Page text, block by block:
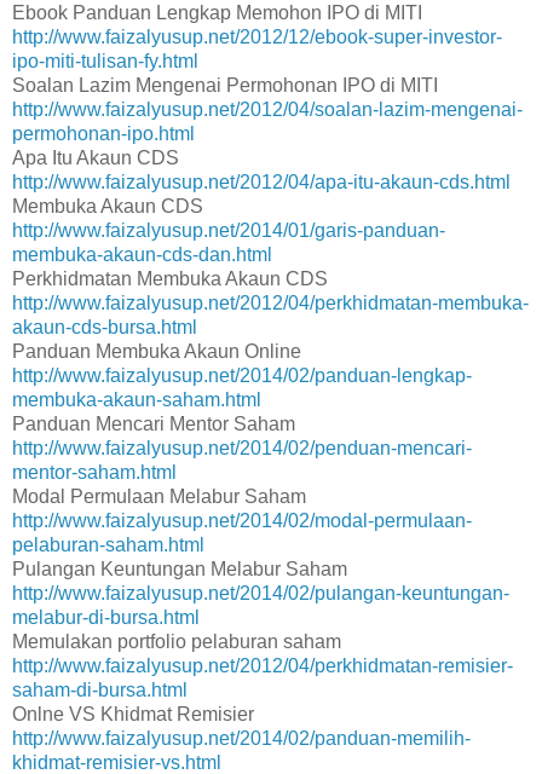
Ebook Panduan Lengkap Memohon IPO di MITI
http://www.faizalyusup.net/2012/12/ebook-super-investor-
ipo-miti-tulisan-fy.html
Soalan Lazim Mengenai Permohonan IPO di MITI
http://www.faizalyusup.net/2012/04/soalan-lazim-mengenai-
permohonan-ipo.html
Apa Itu Akaun CDS
http://www.faizalyusup.net/2012/04/apa-itu-akaun-cds.html
Membuka Akaun CDS
http://www.faizalyusup.net/2014/01/garis-panduan-
membuka-akaun-cds-dan.html
Perkhidmatan Membuka Akaun CDS
http://www.faizalyusup.net/2012/04/perkhidmatan-membuka-
akaun-cds-bursa.html
Panduan Membuka Akaun Online
http://www.faizalyusup.net/2014/02/panduan-lengkap-
membuka-akaun-saham.html
Panduan Mencari Mentor Saham
http://www.faizalyusup.net/2014/02/penduan-mencari-
mentor-saham.html
Modal Permulaan Melabur Saham
http://www.faizalyusup.net/2014/02/modal-permulaan-
pelaburan-saham.html
Pulangan Keuntungan Melabur Saham
http://www.faizalyusup.net/2014/02/pulangan-keuntungan-
melabur-di-bursa.html
Memulakan portfolio pelaburan saham
http://www.faizalyusup.net/2012/04/perkhidmatan-remisier-
saham-di-bursa.html
Onlne VS Khidmat Remisier
http://www.faizalyusup.net/2014/02/panduan-memilih-
khidmat-remisier-vs.html